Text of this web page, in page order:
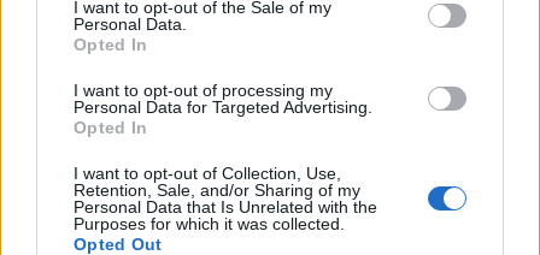
I want to opt-out of the Sale of my
Personal Data.
Opted In
I want to opt-out of processing my
Personal Data for Targeted Advertising.
Opted In
I want to opt-out of Collection, Use,
Retention, Sale, and/or Sharing of my
Personal Data that Is Unrelated with the
Purposes for which it was collected.
Opted Out
1
MATKAILU